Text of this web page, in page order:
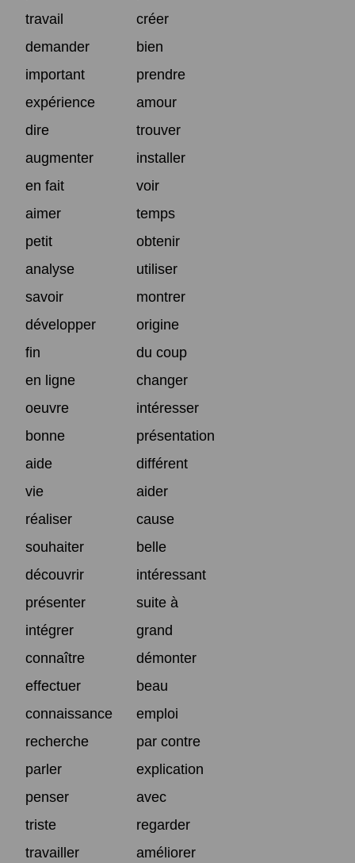
travail
créer
demander
bien
important
prendre
expérience
amour
dire
trouver
augmenter
installer
en fait
voir
aimer
temps
petit
obtenir
analyse
utiliser
savoir
montrer
développer
origine
fin
du coup
en ligne
changer
oeuvre
intéresser
bonne
présentation
aide
différent
vie
aider
réaliser
cause
souhaiter
belle
découvrir
intéressant
présenter
suite à
intégrer
grand
connaître
démonter
effectuer
beau
connaissance
emploi
recherche
par contre
parler
explication
penser
avec
triste
regarder
travailler
améliorer